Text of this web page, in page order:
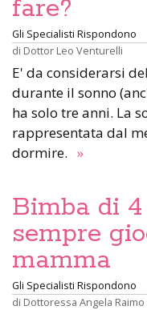
fare?
Gli Specialisti Rispondono
di Dottor Leo Venturelli
E' da considerarsi
durante il sonno
ha solo tre anni. La
rappresentata dal
dormire. »
Bimba di
sempre
mamma
Gli Specialisti Rispondono
di Dottoressa Angela Raimo